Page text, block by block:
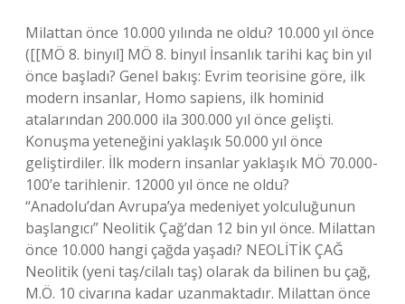
Milattan önce 10.000 yılında ne oldu? 10.000 yıl önce
([[MÖ 8. binyıl] MÖ 8. binyıl İnsanlık tarihi kaç bin yıl
önce başladı? Genel bakış: Evrim teorisine göre, ilk
modern insanlar, Homo sapiens, ilk hominid
atalarından 200.000 ila 300.000 yıl önce gelişti.
Konuşma yeteneğini yaklaşık 50.000 yıl önce
geliştirdiler. İlk modern insanlar yaklaşık MÖ 70.000-
100’e tarihlenir. 12000 yıl önce ne oldu?
“Anadolu’dan Avrupa’ya medeniyet yolculuğunun
başlangıcı” Neolitik Çağ’dan 12 bin yıl önce. Milattan
önce 10.000 hangi çağda yaşadı? NEOLİTİK ÇAĞ
Neolitik (yeni taş/cilalı taş) olarak da bilinen bu çağ,
M.Ö. 10 civarına kadar uzanmaktadır. Milattan önce